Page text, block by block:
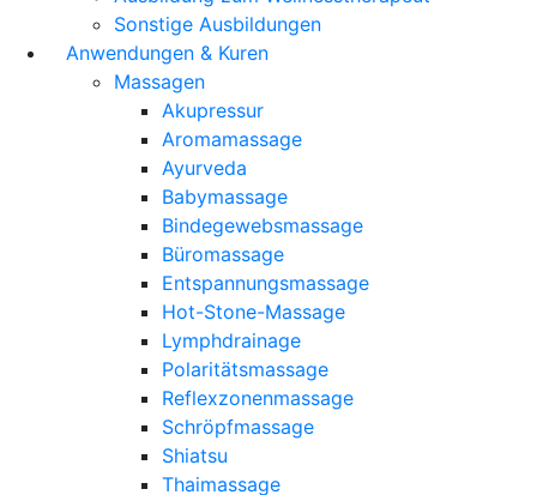
Sonstige Ausbildungen
Anwendungen & Kuren
Massagen
Akupressur
Aromamassage
Ayurveda
Babymassage
Bindegewebsmassage
Büromassage
Entspannungsmassage
Hot-Stone-Massage
Lymphdrainage
Polaritätsmassage
Reflexzonenmassage
Schröpfmassage
Shiatsu
Thaimassage